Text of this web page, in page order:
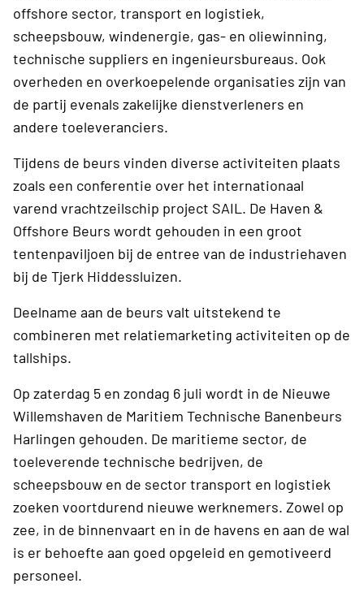
offshore sector, transport en logistiek,
scheepsbouw, windenergie, gas- en oliewinning,
technische suppliers en ingenieursbureaus. Ook
overheden en overkoepelende organisaties zijn van
de partij evenals zakelijke dienstverleners en
andere toeleveranciers.
Tijdens de beurs vinden diverse activiteiten plaats
zoals een conferentie over het internationaal
varend vrachtzeilschip project SAIL. De Haven &
Offshore Beurs wordt gehouden in een groot
tentenpaviljoen bij de entree van de industriehaven
bij de Tjerk Hiddessluizen.
Deelname aan de beurs valt uitstekend te
combineren met relatiemarketing activiteiten op de
tallships.
Op zaterdag 5 en zondag 6 juli wordt in de Nieuwe
Willemshaven de Maritiem Technische Banenbeurs
Harlingen gehouden. De maritieme sector, de
toeleverende technische bedrijven, de
scheepsbouw en de sector transport en logistiek
zoeken voortdurend nieuwe werknemers. Zowel op
zee, in de binnenvaart en in de havens en aan de wal
is er behoefte aan goed opgeleid en gemotiveerd
personeel.